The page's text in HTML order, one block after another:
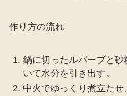
作り方の流れ
鍋に切ったルバーブと
いて水分を引き出す。
中火でゆっくり煮立たせ